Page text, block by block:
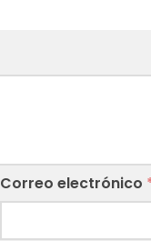
Correo electrónico